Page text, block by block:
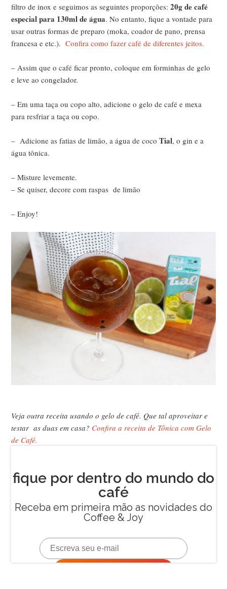
filtro de inox e seguimos as seguintes proporções:20g de café
especial para 130ml de água. No entanto, fique a vontade para
usar outras formas de preparo (moka, coador de pano, prensa
francesa e etc.).Confira como fazer café de diferentes jeitos.
– Assim que o café ficar pronto, coloque em forminhas de gelo
e leve ao congelador.
– Em uma taça ou copo alto, adicione o gelo de café e mexa
para resfriar a taça ou copo.
– Adicione as fatias de limão, a água de cocoTial, o gin e a
água tônica.
– Misture levemente.
– Se quiser, decore com raspas de limão
– Enjoy!
Veja outra receita usando o gelo de café. Que tal aproveitar e
testar as duas em casa? Confira a receita de Tônica com Gelo
de Café.